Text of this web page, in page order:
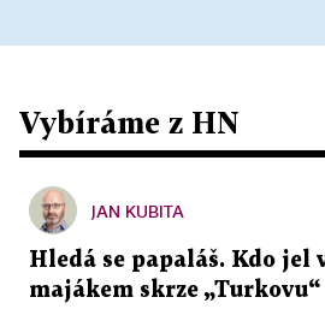
Vybíráme z HN
JAN KUBITA
Hledá se papaláš. Kdo jel
majákem skrze